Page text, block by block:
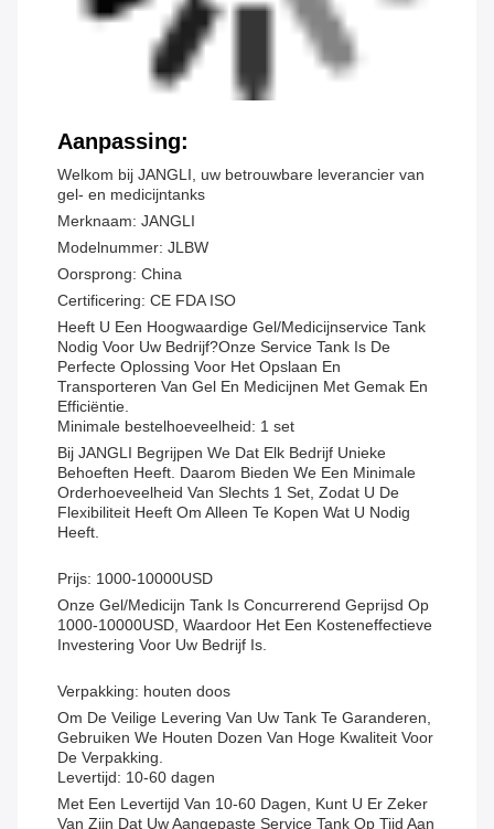
Aanpassing:
Welkom bij JANGLI, uw betrouwbare leverancier van
gel- en medicijntanks
Merknaam: JANGLI
Modelnummer: JLBW
Oorsprong: China
Certificering: CE FDA ISO
Heeft U Een Hoogwaardige Gel/medicijnservice Tank
Nodig Voor Uw Bedrijf?Onze Service Tank Is De
Perfecte Oplossing Voor Het Opslaan En
Transporteren Van Gel En Medicijnen Met Gemak En
Efficiëntie.
Minimale bestelhoeveelheid: 1 set
Bij JANGLI Begrijpen We Dat Elk Bedrijf Unieke
Behoeften Heeft. Daarom Bieden We Een Minimale
Orderhoeveelheid Van Slechts 1 Set, Zodat U De
Flexibiliteit Heeft Om Alleen Te Kopen Wat U Nodig
Heeft.
Prijs: 1000-10000USD
Onze Gel/medicijn Tank Is Concurrerend Geprijsd Op
1000-10000USD, Waardoor Het Een Kosteneffectieve
Investering Voor Uw Bedrijf Is.
Verpakking: houten doos
Om De Veilige Levering Van Uw Tank Te Garanderen,
Gebruiken We Houten Dozen Van Hoge Kwaliteit Voor
De Verpakking.
Levertijd: 10-60 dagen
Met Een Levertijd Van 10-60 Dagen, Kunt U Er Zeker
Van Zijn Dat Uw Aangepaste Service Tank Op Tijd Aan